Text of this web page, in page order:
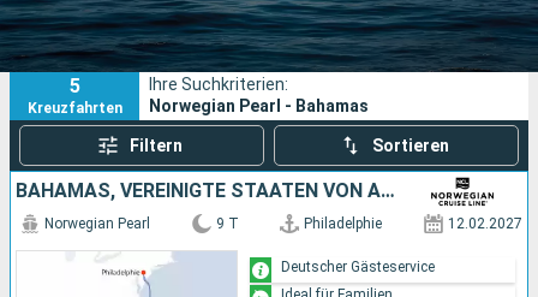
Häfen Reedereien
Suchen
5
Kreuzfahrten
Ihre Suchkriterien:
Norwegian Pearl - Bahamas
Filtern Sortieren
BAHAMAS, VEREINIGTE STAATEN VON AMERIKA
Norwegian Pearl 9 T Philadelphie 12.02.2027
Deutscher Gästeservice